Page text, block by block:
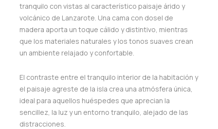
tranquilo con vistas al característico paisaje árido y
volcánico de Lanzarote. Una cama con dosel de
madera aporta un toque cálido y distintivo, mientras
que los materiales naturales y los tonos suaves crean
un ambiente relajado y confortable.
El contraste entre el tranquilo interior de la habitación y
el paisaje agreste de la isla crea una atmósfera única,
ideal para aquellos huéspedes que aprecian la
sencillez, la luz y un entorno tranquilo, alejado de las
distracciones.